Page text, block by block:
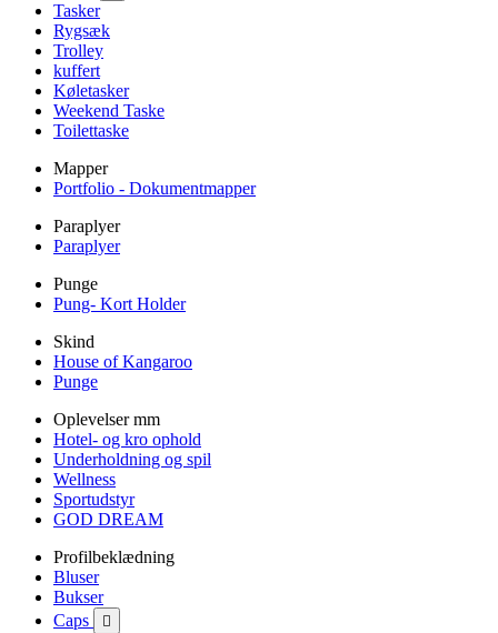
Tasker
Rygsæk
Trolley
kuffert
Køletasker
Weekend Taske
Toilettaske
Mapper
Portfolio - Dokumentmapper
Paraplyer
Paraplyer
Punge
Pung- Kort Holder
Skind
House of Kangaroo
Punge
Oplevelser mm
Hotel- og kro ophold
Underholdning og spil
Wellness
Sportudstyr
GOD DREAM
Profilbeklædning
Bluser
Bukser
Caps
